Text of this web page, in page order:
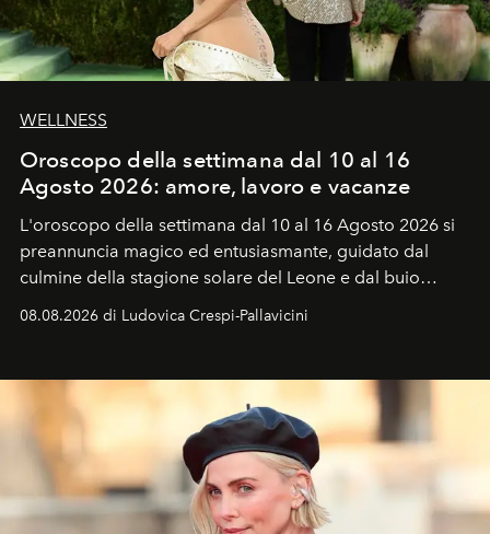
WELLNESS
Oroscopo della settimana dal 10 al 16
Agosto 2026: amore, lavoro e vacanze
L'oroscopo della settimana dal 10 al 16 Agosto 2026 si
preannuncia magico ed entusiasmante, guidato dal
culmine della stagione solare del Leone e dal buio
ideale per la notte delle Perseidi.
08.08.2026 di Ludovica Crespi-Pallavicini